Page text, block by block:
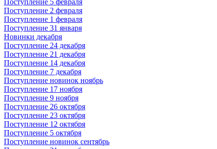
Поступление 5 февраля
Поступление 2 февраля
Поступление 1 февраля
Поступление 31 января
Новинки декабря
Поступление 24 декабря
Поступление 21 декабря
Поступление 14 декабря
Поступление 7 декабря
Поступление новинок ноябрь
Поступление 17 ноября
Поступление 9 ноября
Поступление 26 октября
Поступление 23 октября
Поступление 12 октября
Поступление 5 октября
Поступление новинок сентябрь